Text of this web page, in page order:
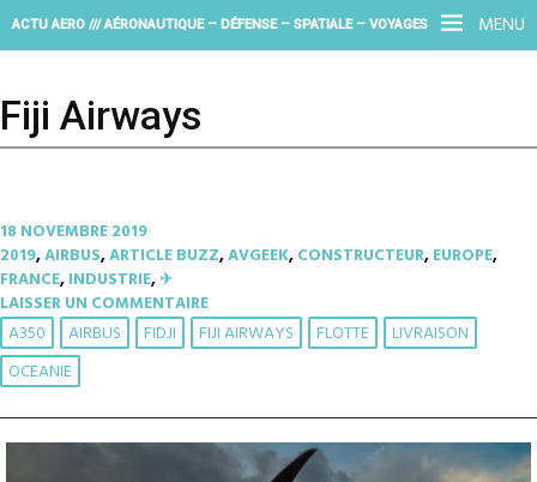
MENU
ACTU AERO /// AÉRONAUTIQUE – DÉFENSE – SPATIALE – VOYAGES
Fiji Airways
18 NOVEMBRE 2019
2019,AIRBUS,ARTICLE BUZZ,AVGEEK,CONSTRUCTEUR,EUROPE,
FRANCE,INDUSTRIE,✈︎
LAISSER UN COMMENTAIRE
A350 AIRBUS FIDJI FIJI AIRWAYS FLOTTE
LIVRAISON
OCEANIE